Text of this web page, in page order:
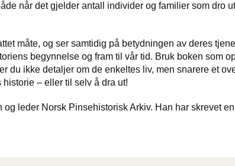
når det gjelder antall individer og familier som dro
måte, og ser samtidig på betydningen av deres
begynnelse og fram til vår tid. Bruk boken som
du ikke detaljer om de enkeltes liv, men snarere et
– eller til selv å dra ut!
leder Norsk Pinsehistorisk Arkiv. Han har skrevet